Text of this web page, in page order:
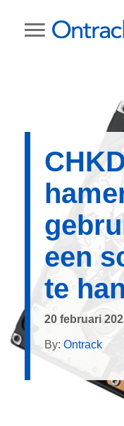
een
te
20 februari
By: Ontrack